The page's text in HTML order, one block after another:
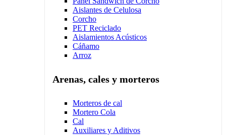
Aislantes de Celulosa
Corcho
PET Reciclado
Aislamientos Acústicos
Cáñamo
Arroz
Arenas, cales y morteros
Morteros de cal
Mortero Cola
Cal
Auxiliares y Aditivos